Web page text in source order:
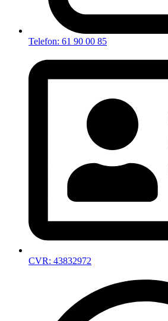
Telefon: 61 90 00 85
CVR: 43832972